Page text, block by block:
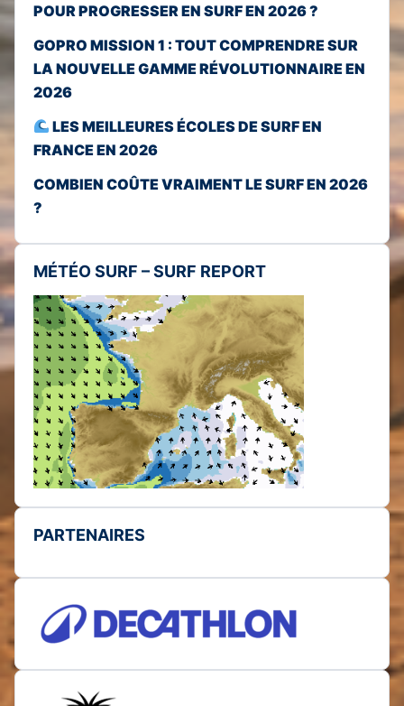
POUR PROGRESSER EN SURF EN 2026 ?
GOPRO MISSION 1 : TOUT COMPRENDRE SUR
LA NOUVELLE GAMME RÉVOLUTIONNAIRE EN
2026
LES MEILLEURES ÉCOLES DE SURF EN
FRANCE EN 2026
COMBIEN COÛTE VRAIMENT LE SURF EN 2026
?
MÉTÉO SURF – SURF REPORT
PARTENAIRES